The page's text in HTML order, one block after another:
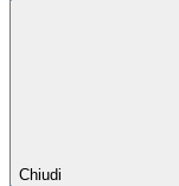
Chiudi